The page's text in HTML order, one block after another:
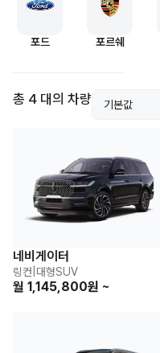
포드 포르쉐
총 4 대의 차량
네비게이터
링컨 대형SUV
월 1,145,800원 ~